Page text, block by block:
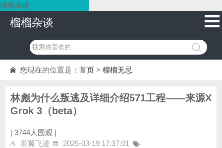
榴榴杂谈
榴榴杂谈
您现在的位置是： 首页 > 榴榴无忌
林彪为什么叛逃及详细介绍571工程——来源X
Grok 3（beta）
| 3744人围观 |
若翼飞迹
2025-03-19 17:37:01